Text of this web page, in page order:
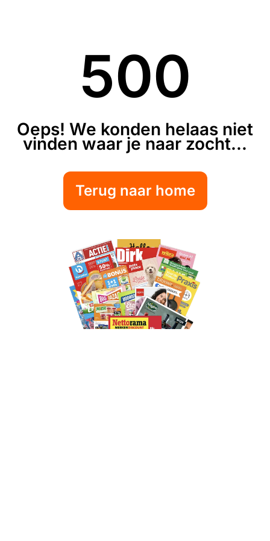
500
Oeps! We konden helaas niet
vinden waar je naar zocht...
Terug naar home